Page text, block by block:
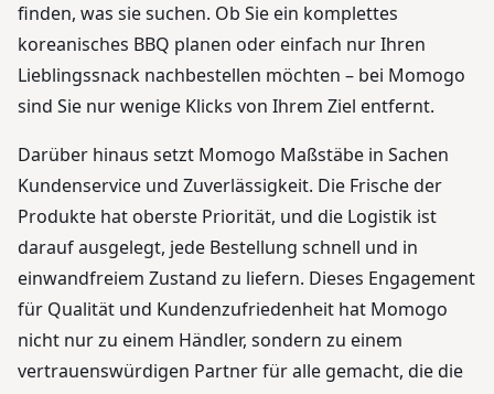
finden, was sie suchen. Ob Sie ein komplettes
koreanisches BBQ planen oder einfach nur Ihren
Lieblingssnack nachbestellen möchten – bei Momogo
sind Sie nur wenige Klicks von Ihrem Ziel entfernt.
Darüber hinaus setzt Momogo Maßstäbe in Sachen
Kundenservice und Zuverlässigkeit. Die Frische der
Produkte hat oberste Priorität, und die Logistik ist
darauf ausgelegt, jede Bestellung schnell und in
einwandfreiem Zustand zu liefern. Dieses Engagement
für Qualität und Kundenzufriedenheit hat Momogo
nicht nur zu einem Händler, sondern zu einem
vertrauenswürdigen Partner für alle gemacht, die die